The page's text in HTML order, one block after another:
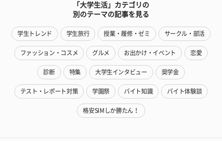
「大学生活」カテゴリの
別のテーマの記事を見る
学生トレンド 学生旅行 授業・履修・ゼミ サークル・部活
ファッション・コスメ グルメ お出かけ・イベント 恋愛
診断 特集 大学生インタビュー 奨学金
テスト・レポート対策 学園祭 バイト知識 バイト体験談
格安SIMしか勝たん！